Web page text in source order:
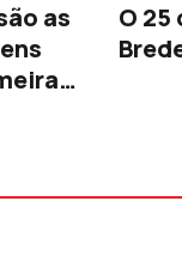
as
O 25